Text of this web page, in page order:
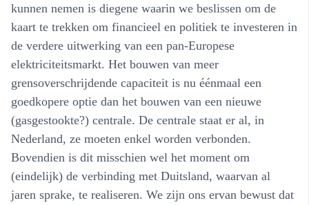
kunnen nemen is diegene waarin we beslissen om de
kaart te trekken om financieel en politiek te investeren in
de verdere uitwerking van een pan-Europese
elektriciteitsmarkt. Het bouwen van meer
grensoverschrijdende capaciteit is nu éénmaal een
goedkopere optie dan het bouwen van een nieuwe
(gasgestookte?) centrale. De centrale staat er al, in
Nederland, ze moeten enkel worden verbonden.
Bovendien is dit misschien wel het moment om
(eindelijk) de verbinding met Duitsland, waarvan al
jaren sprake, te realiseren. We zijn ons ervan bewust dat